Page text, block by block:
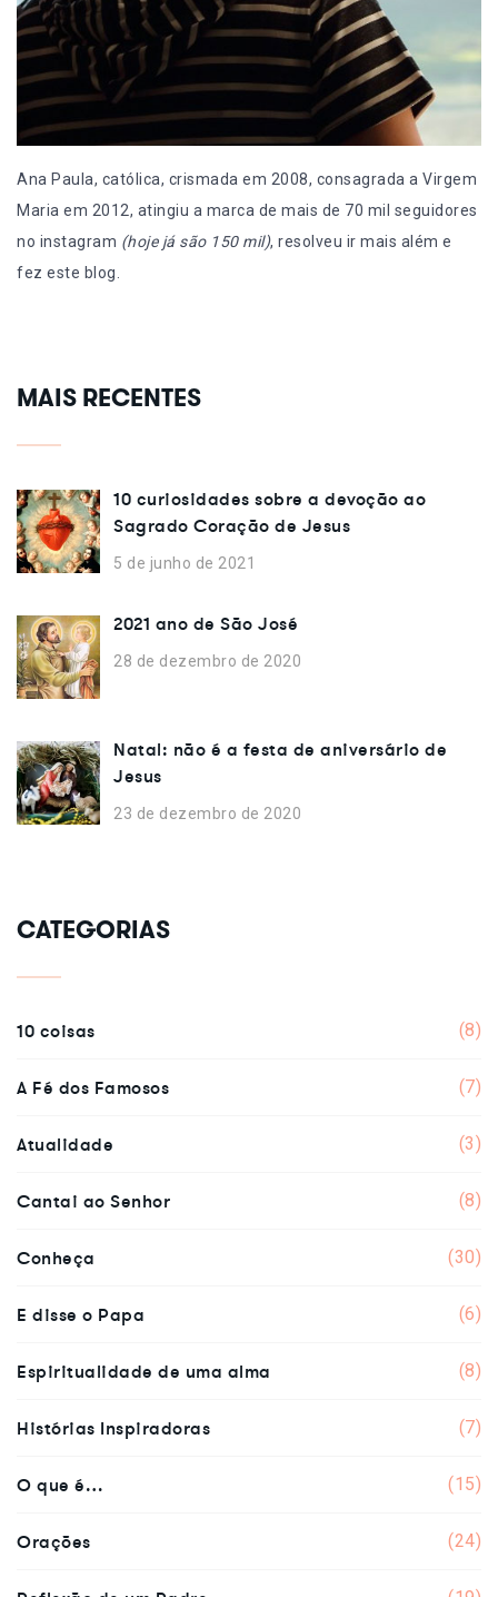
Ana Paula, católica, crismada em 2008, consagrada a Virgem
Maria em 2012, atingiu a marca de mais de 70 mil seguidores
no instagram (hoje já são 150 mil), resolveu ir mais além e
fez este blog.
MAIS RECENTES
10 curiosidades sobre a devoção ao
Sagrado Coração de Jesus
5 de junho de 2021
2021 ano de São José
28 de dezembro de 2020
Natal: não é a festa de aniversário de
Jesus
23 de dezembro de 2020
CATEGORIAS
10 coisas (8)
A Fé dos Famosos (7)
Atualidade (3)
Cantai ao Senhor (8)
Conheça (30)
E disse o Papa (6)
Espiritualidade de uma alma (8)
Histórias Inspiradoras (7)
O que é… (15)
Orações (24)